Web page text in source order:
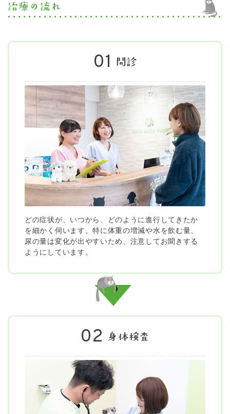
治療の流れ
01 問診
どの症状が、いつから、どのように進行してきたか
を細かく伺います。特に体重の増減や水を飲む量、
尿の量は変化が出やすいため、注意してお聞きする
ようにしています。
02 身体検査